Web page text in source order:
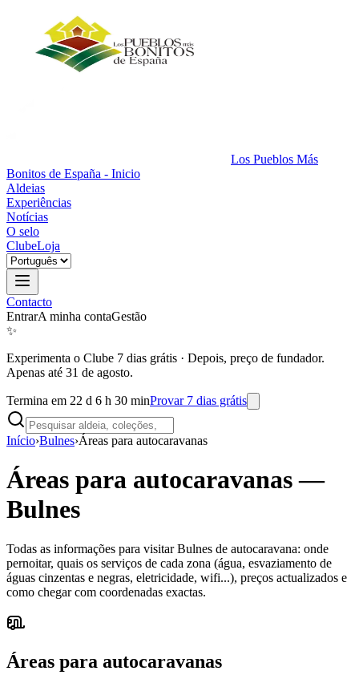
Los Pueblos Más
Bonitos de España - Inicio
Aldeias
Experiências
Notícias
O selo
ClubeLoja
Contacto
EntrarA minha contaGestão
✨
Experimenta o Clube 7 dias grátis · Depois, preço de fundador.
Apenas até 31 de agosto.
Termina em 22 d 6 h 30 minProvar 7 dias grátis
Início›Bulnes›Áreas para autocaravanas
Áreas para autocaravanas—
Bulnes
Todas as informações para visitar Bulnes de autocaravana: onde
pernoitar, quais os serviços de cada zona (água, esvaziamento de
águas cinzentas e negras, eletricidade, wifi...), preços actualizados e
como chegar com coordenadas exactas.
Áreas para autocaravanas